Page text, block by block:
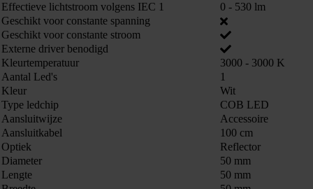
Effectieve lichtstroom volgens IEC 1
0 - 530 lm
Geschikt voor constante spanning
Geschikt voor constante stroom
Externe driver benodigd
Kleurtemperatuur
3000 - 3000 K
Aantal Led's
1
Kleur
Wit
Type ledchip
COB LED
Aansluitwijze
Accessoire
Aansluitkabel
100 cm
Optiek
Reflector
Diameter
50 mm
Lengte
50 mm
863022